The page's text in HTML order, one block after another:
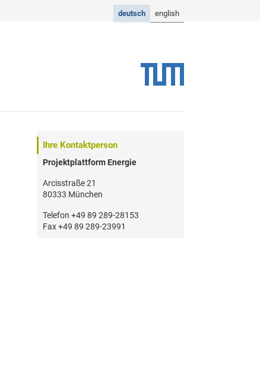
deutsch english
Ihre Kontaktperson
Projektplattform Energie
Arcisstraße 21
80333 München
Telefon +49 89 289-28153
Fax +49 89 289-23991